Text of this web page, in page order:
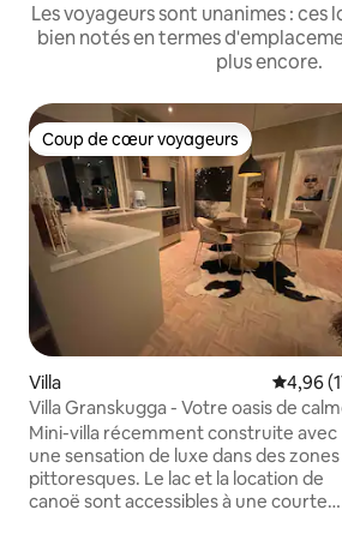
Les voyageurs sont unanimes :
bien notés en termes
plus encore.
Coup de cœur voyageurs
Coup de cœur voyageurs
Villa
4,96
Villa Granskugga - Votre oasis de
près de la ville
Mini-villa récemment construite avec
une sensation de luxe dans des zones
pittoresques. Le lac et la location de
canoë sont accessibles à une courte